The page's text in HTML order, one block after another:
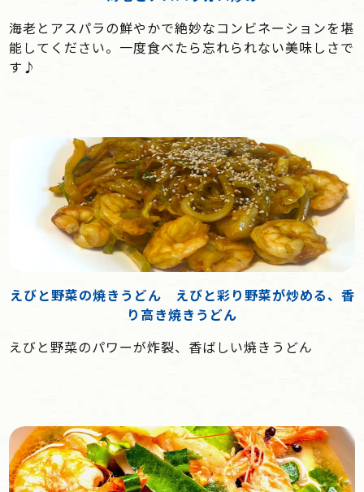
海老とアスパラの鮮やかで絶妙なコンビネーションを堪
能してください。一度食べたら忘れられない美味しさで
す♪
えびと野菜の焼きうどん えびと彩り野菜が炒める、香
り高き焼きうどん
えびと野菜のパワーが炸裂、香ばしい焼きうどん